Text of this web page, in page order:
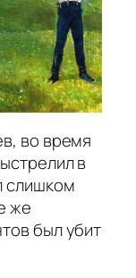
во время
в
слишком
же
был убит